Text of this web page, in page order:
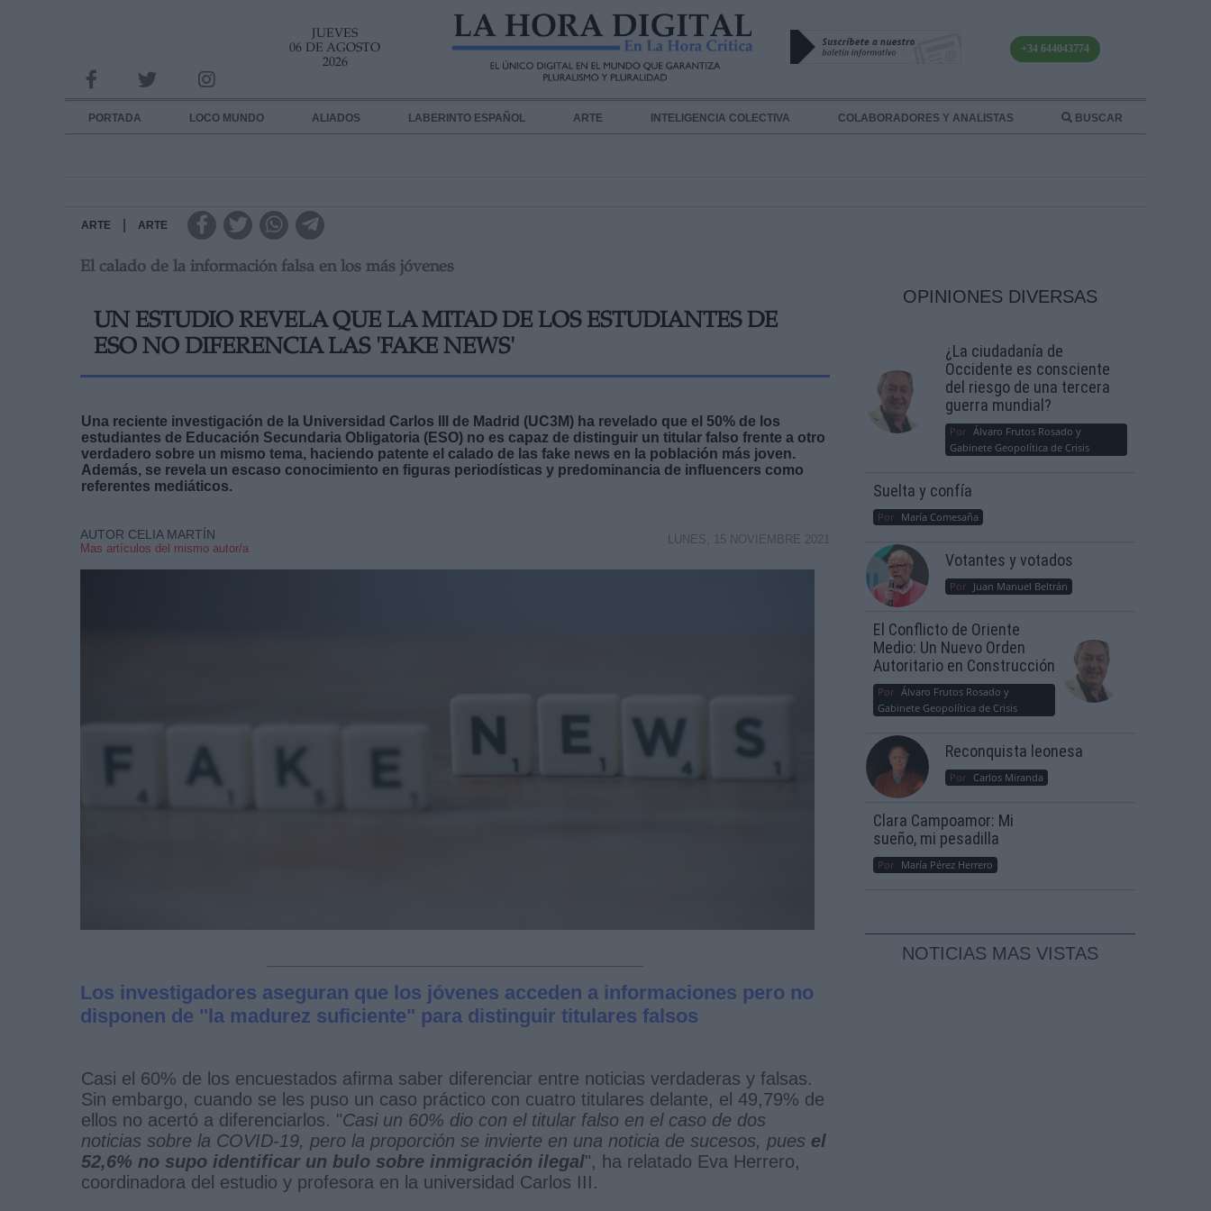
JUEVES
06 DE AGOSTO
2026
+34 644043774
PORTADA LOCO MUNDO ALIADOS LABERINTO ESPAÑOL ARTE INTELIGENCIA COLECTIVA COLABORADORES Y ANALISTAS BUSCAR
ARTE ARTE
El calado de la información falsa en los más jóvenes
UN ESTUDIO REVELA QUE LA MITAD DE LOS ESTUDIANTES DE
ESO NO DIFERENCIA LAS 'FAKE NEWS'
Una reciente investigación de la Universidad Carlos III de Madrid (UC3M) ha revelado que el 50% de los
estudiantes de Educación Secundaria Obligatoria (ESO) no es capaz de distinguir un titular falso frente a otro
verdadero sobre un mismo tema, haciendo patente el calado de las fake news en la población más joven.
Además, se revela un escaso conocimiento en figuras periodísticas y predominancia de influencers como
referentes mediáticos.
AUTOR CELIA MARTÍN
Mas artículos del mismo autor/a
LUNES, 15 NOVIEMBRE 2021
Los investigadores aseguran que los jóvenes acceden a informaciones pero no
disponen de "la madurez suficiente" para distinguir titulares falsos
Casi el 60% de los encuestados afirma saber diferenciar entre noticias verdaderas y falsas.
Sin embargo, cuando se les puso un caso práctico con cuatro titulares delante, el 49,79% de
ellos no acertó a diferenciarlos. "Casi un 60% dio con el titular falso en el caso de dos
noticias sobre la COVID-19, pero la proporción se invierte en una noticia de sucesos, pues el
52,6% no supo identificar un bulo sobre inmigración ilegal", ha relatado Eva Herrero,
coordinadora del estudio y profesora en la universidad Carlos III.
OPINIONES DIVERSAS
¿La ciudadanía de
Occidente es consciente
del riesgo de una tercera
guerra mundial?
Por Álvaro Frutos Rosado y
Gabinete Geopolítica de Crisis
Suelta y confía
Por María Comesaña
Votantes y votados
Por Juan Manuel Beltrán
El Conflicto de Oriente
Medio: Un Nuevo Orden
Autoritario en Construcción
Por Álvaro Frutos Rosado y
Gabinete Geopolítica de Crisis
Reconquista leonesa
Por Carlos Miranda
Clara Campoamor: Mi
sueño, mi pesadilla
Por María Pérez Herrero
NOTICIAS MAS VISTAS
INFORMACION SOBRE LA PROTECCIÓN DE TUS DATOS
Responsable:
Destinatarios:
Información adicional
link